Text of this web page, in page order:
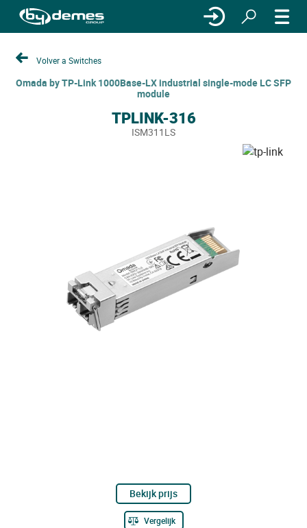
Volver a Switches
Omada by TP-Link 1000Base-LX industrial single-mode LC SFP
module
TPLINK-316
ISM311LS
Bekijk prijs
Vergelijk